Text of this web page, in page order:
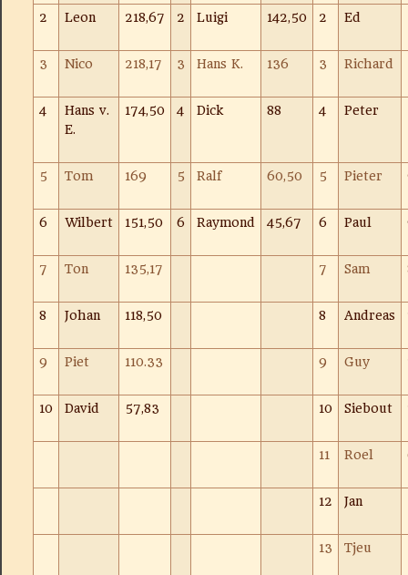
2 Leon 218,67 2 Luigi 142,50 2 Ed
3 Nico 218,17 3 Hans K. 136 3 Richard
4
Hans v.
E.
174,50 4 Dick 88 4 Peter
5 Tom 169 5 Ralf 60,50 5 Pieter
6 Wilbert 151,50 6 Raymond 45,67 6 Paul
7 Ton 135,17 7 Sam
8 Johan 118,50 8 Andreas
9 Piet 110.33 9 Guy
10 David 57,83 10 Siebout
11 Roel
12 Jan
13 Tjeu